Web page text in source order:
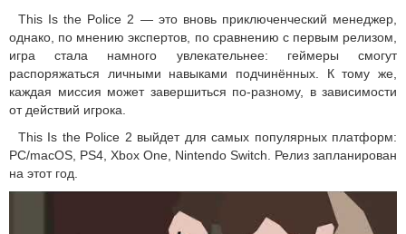
This Is the Police 2 — это вновь приключенческий менеджер,
однако, по мнению экспертов, по сравнению с первым релизом,
игра стала намного увлекательнее: геймеры смогут
распоряжаться личными навыками подчинённых. К тому же,
каждая миссия может завершиться по-разному, в зависимости
от действий игрока.
This Is the Police 2 выйдет для самых популярных платформ:
PC/macOS, PS4, Xbox One, Nintendo Switch. Релиз запланирован
на этот год.